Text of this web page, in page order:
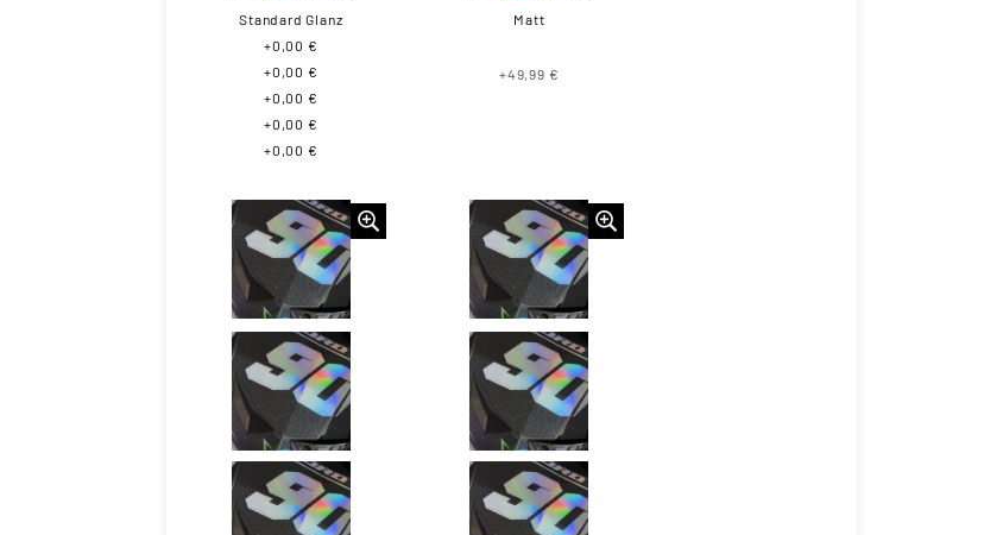
Standard Glanz
+0,00 €
+0,00 €
+0,00 €
+0,00 €
+0,00 €
Matt
+49,99 €